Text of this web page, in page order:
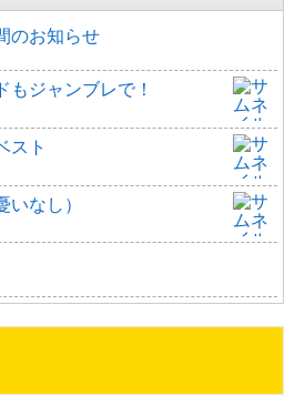
のお知らせ
もジャンブレで！
スト
なし）